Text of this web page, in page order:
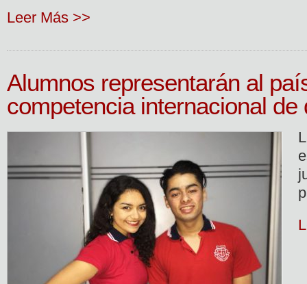
Leer Más >>
Alumnos representarán al
competencia internacional de